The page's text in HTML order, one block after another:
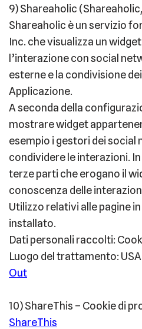
9) Shareaholic
Shareaholic è un servizio
Inc. che visualizza un
l’interazione con social
esterne e la condivisione
Applicazione.
A seconda della
mostrare widget
esempio i gestori dei social
condividere le interazioni.
terze parti che erogano il
conoscenza delle
Utilizzo relativi alle pagine
installato.
Dati personali raccolti:
Luogo del trattamento: USA
Out
10) ShareThis – Cookie di
ShareThis